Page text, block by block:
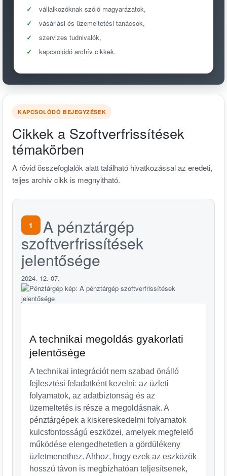
vállalkozóknak szóló magyarázatok,
vásárlási és üzemeltetési tanácsok,
szervizes tudnivalók,
kapcsolódó archív cikkek.
KAPCSOLÓDÓ BEJEGYZÉSEK
Cikkek a Szoftverfrissítések
témakörben
A rövid összefoglalók alatt található hivatkozással az eredeti,
teljes archív cikk is megnyitható.
1 A pénztárgép
szoftverfrissítések
jelentősége
2024. 12. 07.
A technikai megoldás gyakorlati
jelentősége
A technikai integrációt nem szabad önálló
fejlesztési feladatként kezelni: az üzleti
folyamatok, az adatbiztonság és az
üzemeltetés is része a megoldásnak. A
pénztárgépek a kiskereskedelmi folyamatok
kulcsfontosságú eszközei, amelyek megfelelő
működése elengedhetetlen a gördülékeny
üzletmenethez. Ahhoz, hogy ezek az eszközök
hosszú távon is megbízhatóan teljesítsenek,